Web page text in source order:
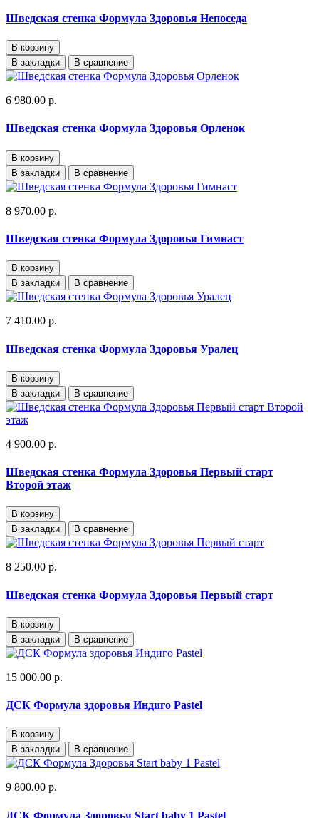
Шведская стенка Формула Здоровья Непоседа
В корзину
В закладки
В сравнение
6 980.00 р.
Шведская стенка Формула Здоровья Орленок
В корзину
В закладки
В сравнение
8 970.00 р.
Шведская стенка Формула Здоровья Гимнаст
В корзину
В закладки
В сравнение
7 410.00 р.
Шведская стенка Формула Здоровья Уралец
В корзину
В закладки
В сравнение
4 900.00 р.
Шведская стенка Формула Здоровья Первый старт
Второй этаж
В корзину
В закладки
В сравнение
8 250.00 р.
Шведская стенка Формула Здоровья Первый старт
В корзину
В закладки
В сравнение
15 000.00 р.
ДСК Формула здоровья Индиго Pastel
В корзину
В закладки
В сравнение
9 800.00 р.
ДСК Формула Здоровья Start baby 1 Pastel